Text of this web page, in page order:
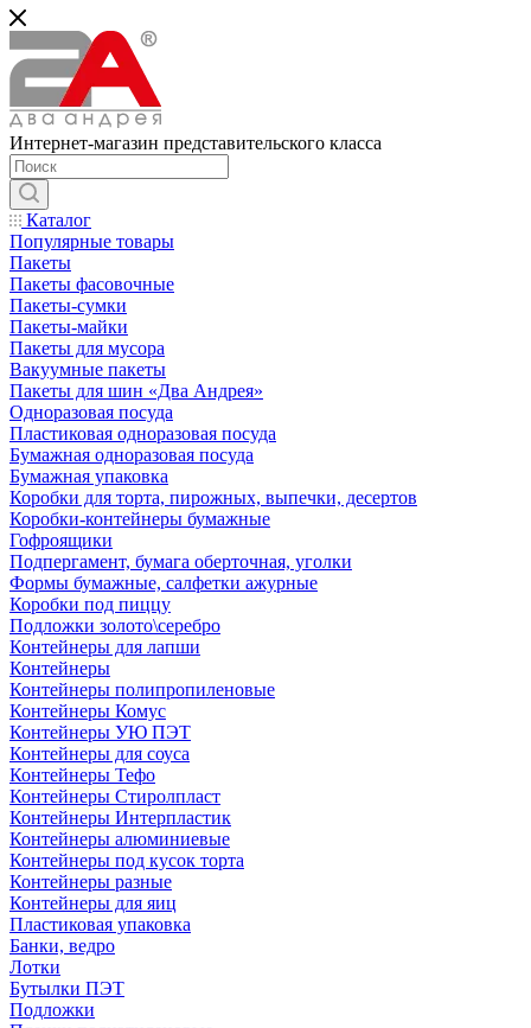
Интернет-магазин представительского класса
Каталог
Популярные товары
Пакеты
Пакеты фасовочные
Пакеты-сумки
Пакеты-майки
Пакеты для мусора
Вакуумные пакеты
Пакеты для шин «Два Андрея»
Одноразовая посуда
Пластиковая одноразовая посуда
Бумажная одноразовая посуда
Бумажная упаковка
Коробки для торта, пирожных, выпечки, десертов
Коробки-контейнеры бумажные
Гофроящики
Подпергамент, бумага оберточная, уголки
Формы бумажные, салфетки ажурные
Коробки под пиццу
Подложки золото\серебро
Контейнеры для лапши
Контейнеры
Контейнеры полипропиленовые
Контейнеры Комус
Контейнеры УЮ ПЭТ
Контейнеры для соуса
Контейнеры Тефо
Контейнеры Стиролпласт
Контейнеры Интерпластик
Контейнеры алюминиевые
Контейнеры под кусок торта
Контейнеры разные
Контейнеры для яиц
Пластиковая упаковка
Банки, ведро
Лотки
Бутылки ПЭТ
Подложки